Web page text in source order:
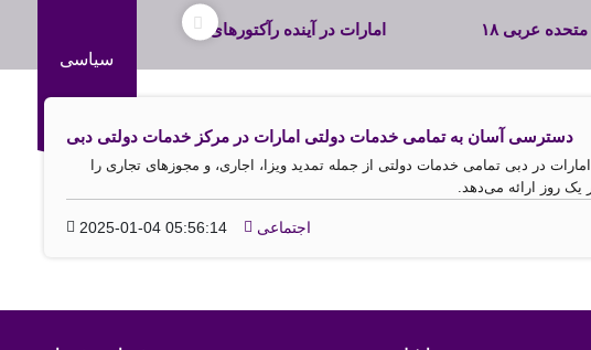
سیاسی
امارات در آینده رآکتورهای
امارات متحده عربی ۱۸
دسترسی آسان به تمامی خدمات دولتی امارات در مرکز خدمات دولتی دبی
در دبی تمامی خدمات دولتی از جمله تمدید ویزا، اجاری، و مجوزهای تجاری را
یک روز ارائه می‌دهد.
2025-01-04 05:56:14 اجتماعی